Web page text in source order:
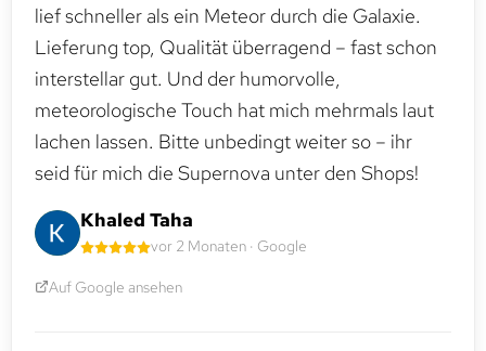
lief schneller als ein Meteor durch die Galaxie.
Lieferung top, Qualität überragend – fast schon
interstellar gut. Und der humorvolle,
meteorologische Touch hat mich mehrmals laut
lachen lassen. Bitte unbedingt weiter so – ihr
seid für mich die Supernova unter den Shops!
Khaled Taha
vor 2 Monaten · Google
Auf Google ansehen